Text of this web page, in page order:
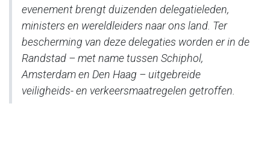
evenement brengt duizenden delegatieleden,
ministers en wereldleiders naar ons land. Ter
bescherming van deze delegaties worden er in de
Randstad – met name tussen Schiphol,
Amsterdam en Den Haag – uitgebreide
veiligheids- en verkeersmaatregelen getroffen.